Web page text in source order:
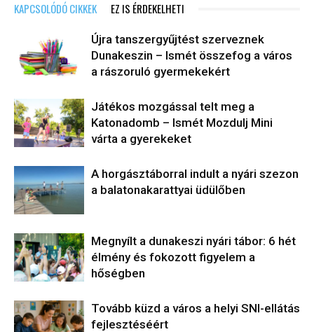
KAPCSOLÓDÓ CIKKEK EZ IS ÉRDEKELHETI
Újra tanszergyűjtést szerveznek
Dunakeszin – Ismét összefog a város
a rászoruló gyermekekért
Játékos mozgással telt meg a
Katonadomb – Ismét Mozdulj Mini
várta a gyerekeket
A horgásztáborral indult a nyári szezon
a balatonakarattyai üdülőben
Megnyílt a dunakeszi nyári tábor: 6 hét
élmény és fokozott figyelem a
hőségben
Tovább küzd a város a helyi SNI-ellátás
fejlesztéséért